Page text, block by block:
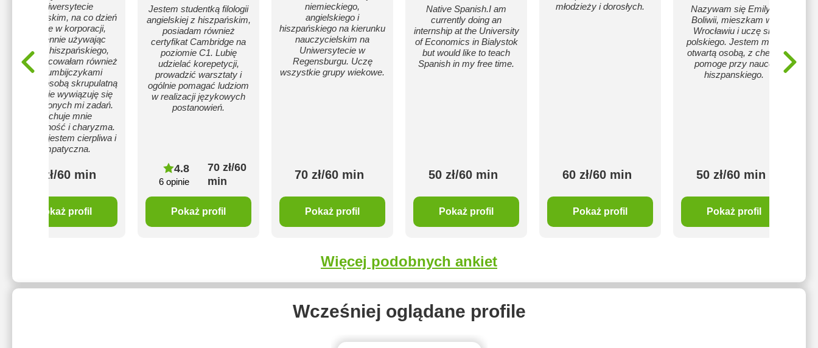
Uniwersytecie
Wrocławskim, na co dzień
pracuje w korporacji,
codziennie używając
języka hiszpańskiego,
współpracowałam również
z Kolumbijczykami
Jestem osobą skrupulatną
i rzetelnie wywiązuję się
powierzonych mi zadań.
Cechuje mnie
kreatywność i charyzma.
Ponadto jestem cierpliwa i
empatyczna.
70 zł/60 min
Pokaż profil
Jestem studentką filologii
angielskiej z hiszpańskim,
posiadam również
certyfikat Cambridge na
poziomie C1. Lubię
udzielać korepetycji,
prowadzić warsztaty i
ogólnie pomagać ludziom
w realizacji językowych
postanowień.
4.8
6 opinie
70 zł/60
min
Pokaż profil
niemieckiego,
angielskiego i
hiszpańskiego na kierunku
nauczycielskim na
Uniwersytecie w
Regensburgu. Uczę
wszystkie grupy wiekowe.
70 zł/60 min
Pokaż profil
Native Spanish.I am
currently doing an
internship at the University
of Economics in Bialystok
but would like to teach
Spanish in my free time.
50 zł/60 min
Pokaż profil
młodzieży i dorosłych.
60 zł/60 min
Pokaż profil
Nazywam się Emily z
Boliwii, mieszkam we
Wrocławiu i uczę się
polskiego. Jestem miłą i
otwartą osobą, z checia
pomoge przy nauce
hiszpanskiego.
50 zł/60 min
Pokaż profil
Więcej podobnych ankiet
Wcześniej oglądane profile